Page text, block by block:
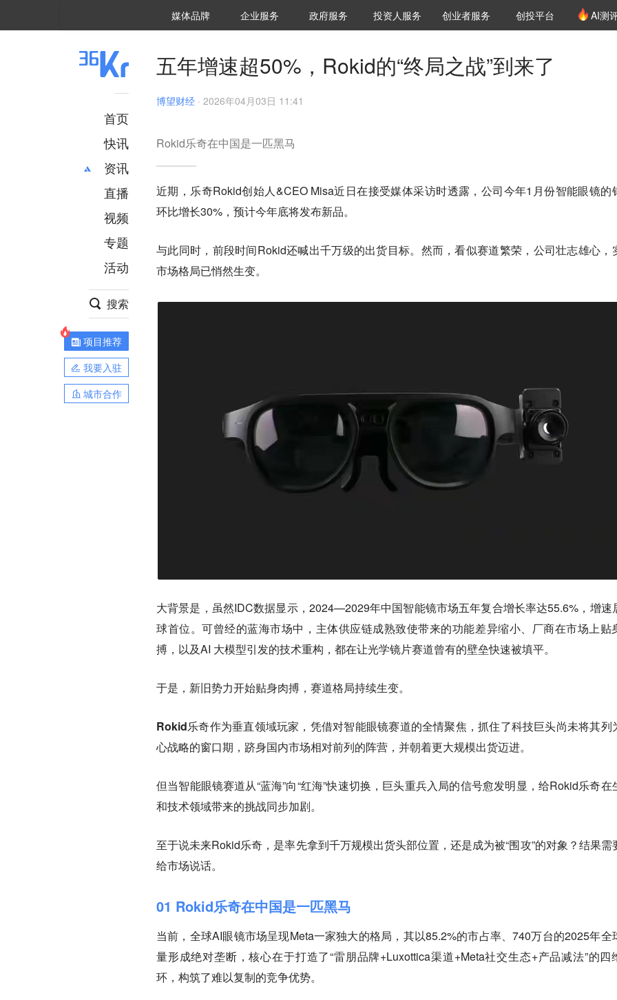
媒体品牌 36Kr研究院
企业服务 城市之窗
政府服务 VClub投资机构库
投资机构职位推介
投资人服务 创投氪堂
创业者服务 创投平台 AI测
首页
快讯
资讯
推荐
财经
项目推荐
安徽
直播
视频
专题
活动
搜索
项目推荐
我要入驻
城市合作
五年增速超50%，Rokid的“终局之战”到来了
博望财经 · 2026年04月03日 11:41
Rokid乐奇在中国是一匹黑马
近期，乐奇Rokid创始人&CEO Misa近日在接受媒体采访时透露，公司今年1月份智能眼镜的
环比增长30%，预计今年底将发布新品。
与此同时，前段时间Rokid还喊出千万级的出货目标。然而，看似赛道繁荣，公司壮志雄心，
市场格局已悄然生变。
大背景是，虽然IDC数据显示，2024—2029年中国智能镜市场五年复合增长率达55.6%，增速
球首位。可曾经的蓝海市场中，主体供应链成熟致使带来的功能差异缩小、厂商在市场上贴
搏，以及AI 大模型引发的技术重构，都在让光学镜片赛道曾有的壁垒快速被填平。
于是，新旧势力开始贴身肉搏，赛道格局持续生变。
Rokid乐奇作为垂直领域玩家，凭借对智能眼镜赛道的全情聚焦，抓住了科技巨头尚未将其列
心战略的窗口期，跻身国内市场相对前列的阵营，并朝着更大规模出货迈进。
但当智能眼镜赛道从“蓝海”向“红海”快速切换，巨头重兵入局的信号愈发明显，给Rokid乐奇在
和技术领域带来的挑战同步加剧。
至于说未来Rokid乐奇，是率先拿到千万规模出货头部位置，还是成为被“围攻”的对象？结果需
给市场说话。
01 Rokid乐奇在中国是一匹黑马
当前，全球AI眼镜市场呈现Meta一家独大的格局，其以85.2%的市占率、740万台的2025年全
量形成绝对垄断，核心在于打造了“雷朋品牌+Luxottica渠道+Meta社交生态+产品减法”的四
环，构筑了难以复制的竞争优势。